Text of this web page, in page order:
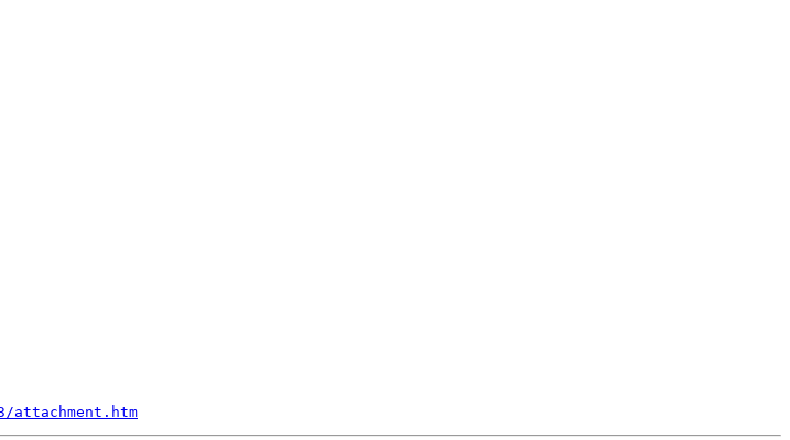
attachment.htm